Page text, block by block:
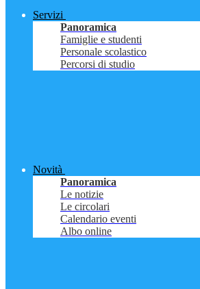
Servizi
Panoramica
Famiglie e studenti
Personale scolastico
Percorsi di studio
Novità
Panoramica
Le notizie
Le circolari
Calendario eventi
Albo online